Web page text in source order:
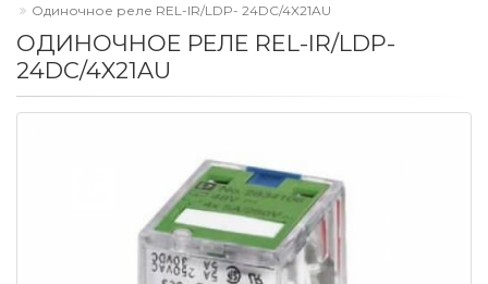
Одиночное реле REL-IR/LDP- 24DC/4X21AU
ОДИНОЧНОЕ РЕЛЕ REL-IR/LDP-
24DC/4X21AU